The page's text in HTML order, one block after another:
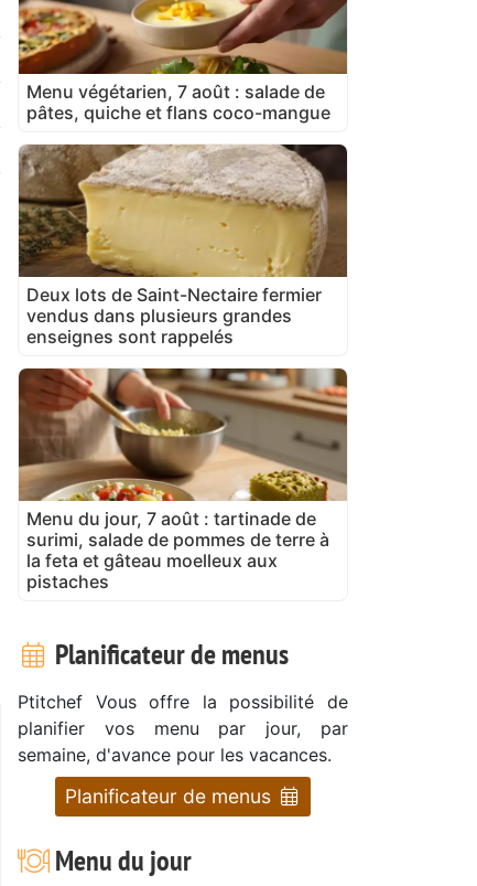
Menu végétarien, 7 août : salade de
pâtes, quiche et flans coco-mangue
Deux lots de Saint-Nectaire fermier
vendus dans plusieurs grandes
enseignes sont rappelés
Menu du jour, 7 août : tartinade de
surimi, salade de pommes de terre à
la feta et gâteau moelleux aux
pistaches
Planificateur de menus
Ptitchef Vous offre la possibilité de
planifier vos menu par jour, par
semaine, d'avance pour les vacances.
Planificateur de menus
Menu du jour